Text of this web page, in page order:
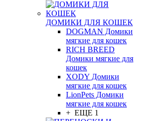
ДОМИКИ ДЛЯ КОШЕК
DOGMAN Домики
мягкие для кошек
RICH BREED
Домики мягкие для
кошек
XODY Домики
мягкие для кошек
LionPets Домики
мягкие для кошек
+ ЕЩЕ 1